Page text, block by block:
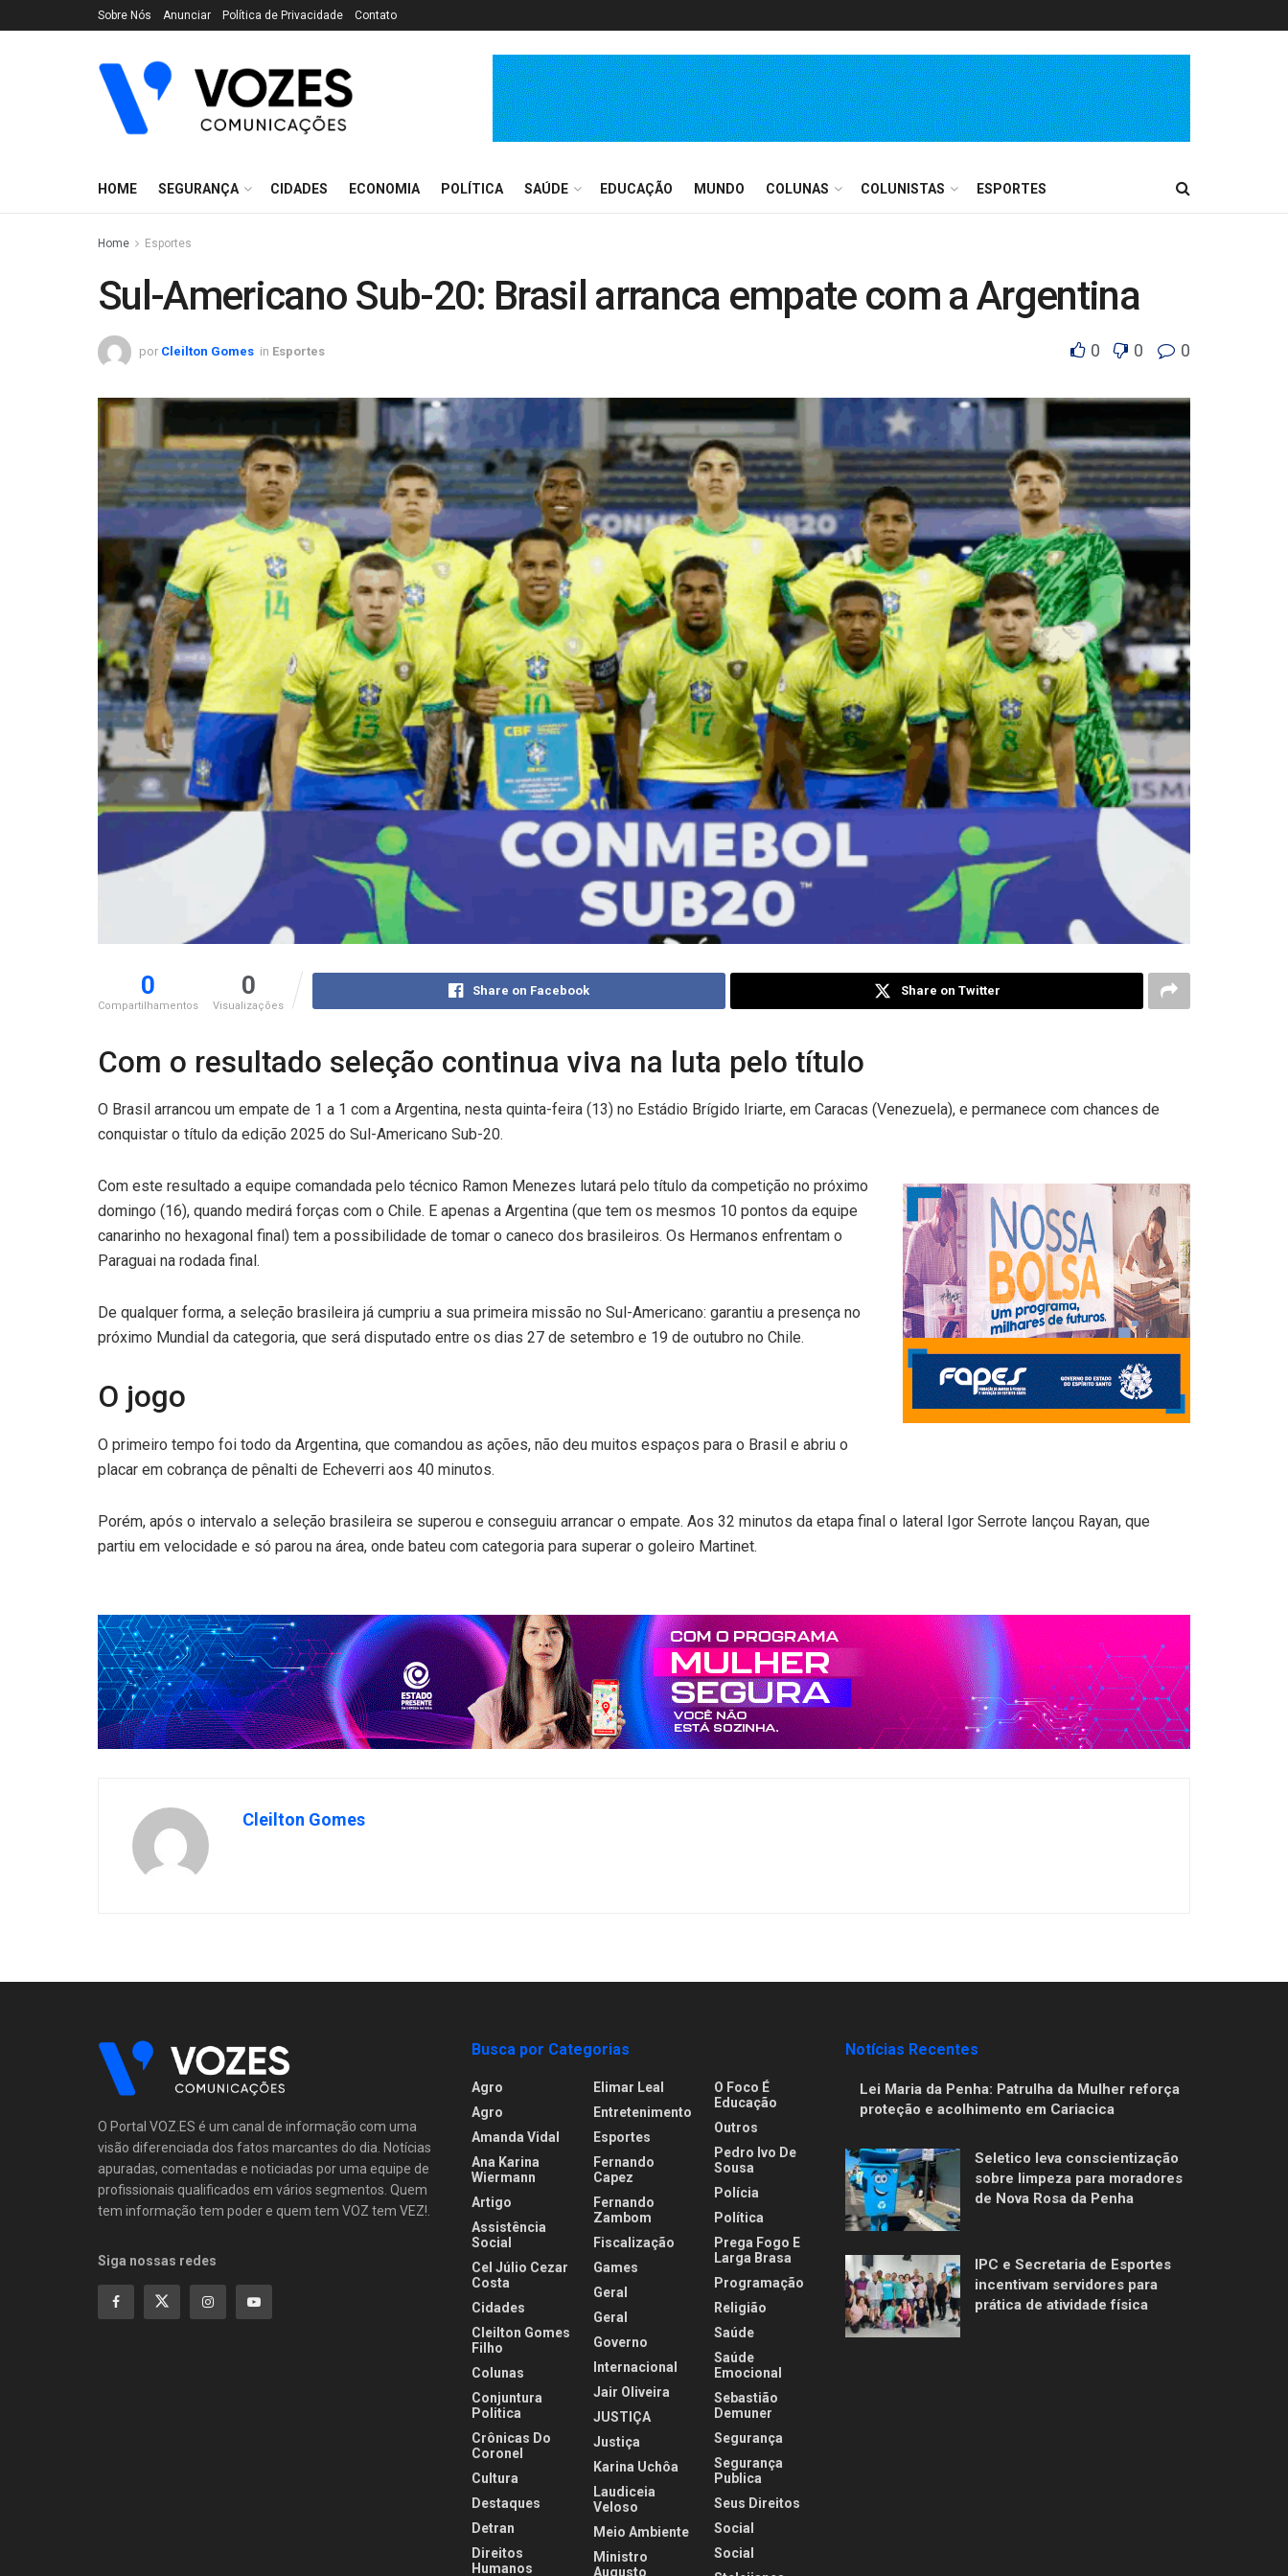
Sobre Nós Anunciar Política de Privacidade Contato
HOME SEGURANÇA CIDADES ECONOMIA POLÍTICA SAÚDE EDUCAÇÃO MUNDO COLUNAS COLUNISTAS ESPORTES
Home Esportes
Sul-Americano Sub-20: Brasil arranca empate com a Argentina
por Cleilton Gomes in Esportes 0 0 0
0
Compartilhamentos
0
Visualizações
Share on Facebook Share on Twitter
Com o resultado seleção continua viva na luta pelo título
O Brasil arrancou um empate de 1 a 1 com a Argentina, nesta quinta-feira (13) no Estádio Brígido Iriarte, em Caracas (Venezuela), e permanece com chances de
conquistar o título da edição 2025 do Sul-Americano Sub-20.
Com este resultado a equipe comandada pelo técnico Ramon Menezes lutará pelo título da competição no próximo
domingo (16), quando medirá forças com o Chile. E apenas a Argentina (que tem os mesmos 10 pontos da equipe
canarinho no hexagonal final) tem a possibilidade de tomar o caneco dos brasileiros. Os Hermanos enfrentam o
Paraguai na rodada final.
De qualquer forma, a seleção brasileira já cumpriu a sua primeira missão no Sul-Americano: garantiu a presença no
próximo Mundial da categoria, que será disputado entre os dias 27 de setembro e 19 de outubro no Chile.
O jogo
O primeiro tempo foi todo da Argentina, que comandou as ações, não deu muitos espaços para o Brasil e abriu o
placar em cobrança de pênalti de Echeverri aos 40 minutos.
Porém, após o intervalo a seleção brasileira se superou e conseguiu arrancar o empate. Aos 32 minutos da etapa final o lateral Igor Serrote lançou Rayan, que
partiu em velocidade e só parou na área, onde bateu com categoria para superar o goleiro Martinet.
Cleilton Gomes
O Portal VOZ.ES é um canal de informação com uma
visão diferenciada dos fatos marcantes do dia. Notícias
apuradas, comentadas e noticiadas por uma equipe de
profissionais qualificados em vários segmentos. Quem
tem informação tem poder e quem tem VOZ tem VEZ!.
Siga nossas redes
Busca por Categorias
Agro
Agro
Amanda Vidal
Ana Karina
Wiermann
Artigo
Assistência
Social
Cel Júlio Cezar
Costa
Cidades
Cleilton Gomes
Filho
Colunas
Conjuntura
Politica
Crônicas Do
Coronel
Cultura
Destaques
Detran
Direitos
Humanos
Elimar Leal
Entretenimento
Esportes
Fernando
Capez
Fernando
Zambom
Fiscalização
Games
Geral
Geral
Governo
Internacional
Jair Oliveira
JUSTIÇA
Justiça
Karina Uchôa
Laudiceia
Veloso
Meio Ambiente
Ministro
Augusto
O Foco É
Educação
Outros
Pedro Ivo De
Sousa
Polícia
Política
Prega Fogo E
Larga Brasa
Programação
Religião
Saúde
Saúde
Emocional
Sebastião
Demuner
Segurança
Segurança
Publica
Seus Direitos
Social
Social
Notícias Recentes
Lei Maria da Penha: Patrulha da Mulher reforça
proteção e acolhimento em Cariacica
Seletico leva conscientização
sobre limpeza para moradores
de Nova Rosa da Penha
IPC e Secretaria de Esportes
incentivam servidores para
prática de atividade física